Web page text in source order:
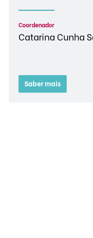
Coordenador
Catarina Cunha
Saber mais